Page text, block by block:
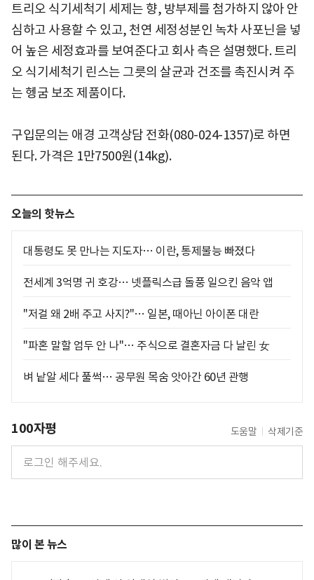
트리오 식기세척기 세제는 향, 방부제를 첨가하지 않아 안
심하고 사용할 수 있고, 천연 세정성분인 녹차 사포닌을 넣
어 높은 세정효과를 보여준다고 회사 측은 설명했다. 트리
오 식기세척기 린스는 그릇의 살균과 건조를 촉진시켜 주
는 헹굼 보조 제품이다.
구입문의는 애경 고객상담 전화(080-024-1357)로 하면
된다. 가격은 1만7500원(14kg).
오늘의 핫뉴스
대통령도 못 만나는 지도자… 이란, 통제불능 빠졌다
전세계 3억명 귀 호강… 넷플릭스급 돌풍 일으킨 음악 앱
"저걸 왜 2배 주고 사지?"… 일본, 때아닌 아이폰 대란
"파혼 말할 엄두 안 나"… 주식으로 결혼자금 다 날린 女
벼 낱알 세다 풀썩… 공무원 목숨 앗아간 60년 관행
100자평 도움말 삭제기준
많이 본 뉴스